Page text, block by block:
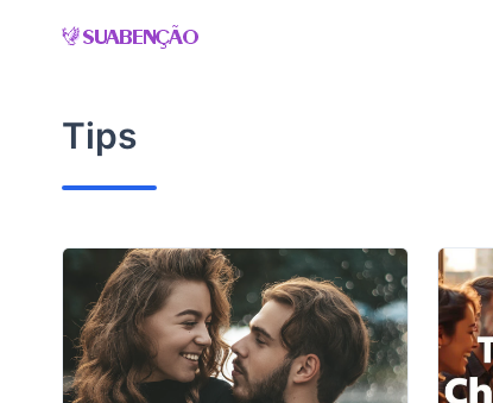
Tips